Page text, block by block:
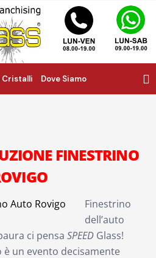
Cristalli Dove Siamo
FINESTRINO
Finestrino
dell’auto
ci pensa SPEED Glass!
un evento decisamente